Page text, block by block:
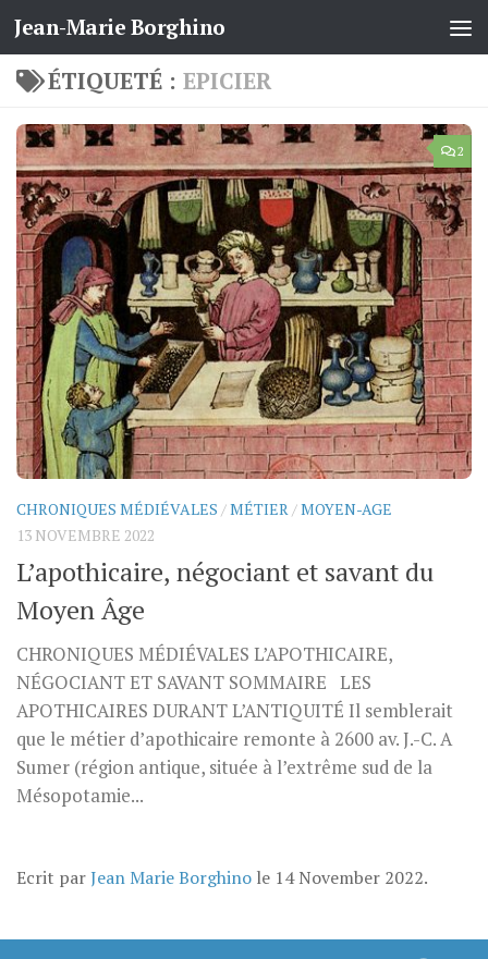
Skip to content
Jean-Marie Borghino
ÉTIQUETÉ : EPICIER
2
CHRONIQUES MÉDIÉVALES /MÉTIER/MOYEN-AGE
13 NOVEMBRE 2022
L’apothicaire, négociant et savant du
Moyen Âge
CHRONIQUES MÉDIÉVALES L’APOTHICAIRE,
NÉGOCIANT ET SAVANT SOMMAIRE LES
APOTHICAIRES DURANT L’ANTIQUITÉ Il semblerait
que le métier d’apothicaire remonte à 2600 av. J.-C. A
Sumer (région antique, située à l’extrême sud de la
Mésopotamie...
Ecrit parJean Marie Borghino le 14 November 2022.